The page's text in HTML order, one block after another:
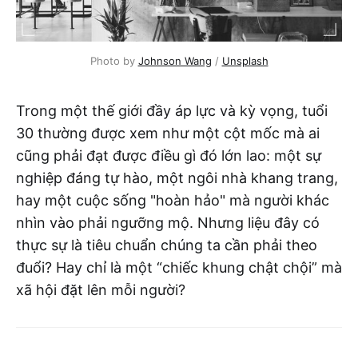
Photo by Johnson Wang / Unsplash
Trong một thế giới đầy áp lực và kỳ vọng, tuổi
30 thường được xem như một cột mốc mà ai
cũng phải đạt được điều gì đó lớn lao: một sự
nghiệp đáng tự hào, một ngôi nhà khang trang,
hay một cuộc sống "hoàn hảo" mà người khác
nhìn vào phải ngưỡng mộ. Nhưng liệu đây có
thực sự là tiêu chuẩn chúng ta cần phải theo
đuổi? Hay chỉ là một “chiếc khung chật chội” mà
xã hội đặt lên mỗi người?